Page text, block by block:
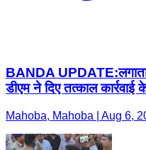
BANDA
डीएम ने दिए तत्काल कार्रवाई
Mahoba, Mahoba | Aug 6,